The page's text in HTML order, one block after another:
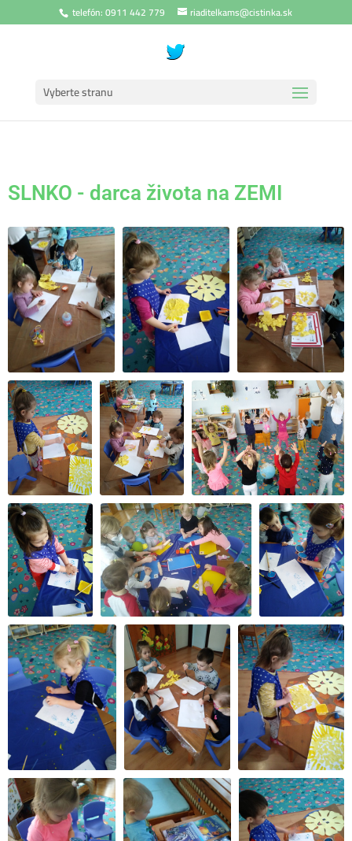
telefón: 0911 442 779 riaditelkams@cistinka.sk
Vyberte stranu
SLNKO - darca života na ZEMI